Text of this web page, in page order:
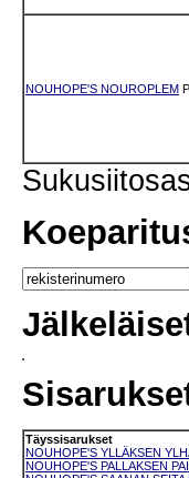
NOUHOPE'S NOUROPLEM
Täyssisarukset
NOUHOPE'S YLLÄKSEN
NOUHOPE'S PALLAKSEN